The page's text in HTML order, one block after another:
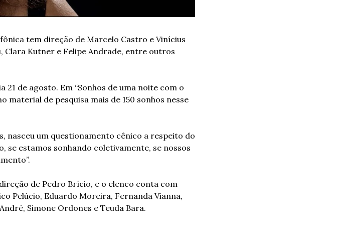
tem direção de Marcelo Castro e Vinícius
Clara Kutner e Felipe Andrade, entre outros
de agosto. Em “Sonhos de uma noite com o
material de pesquisa mais de 150 sonhos nesse
nasceu um questionamento cênico a respeito do
estamos sonhando coletivamente, se nossos
de Pedro Brício, e o elenco conta com
Pelúcio, Eduardo Moreira, Fernanda Vianna,
Simone Ordones e Teuda Bara.